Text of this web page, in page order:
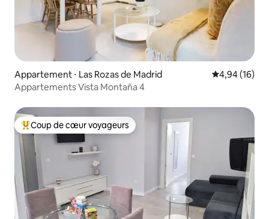
Appartement ⋅ Las Rozas de Madrid Évaluation
4,94 (16)
Appartements Vista Montaña 4
Coups de cœur voyageurs les plus appréciés
Coup de cœur voyageurs